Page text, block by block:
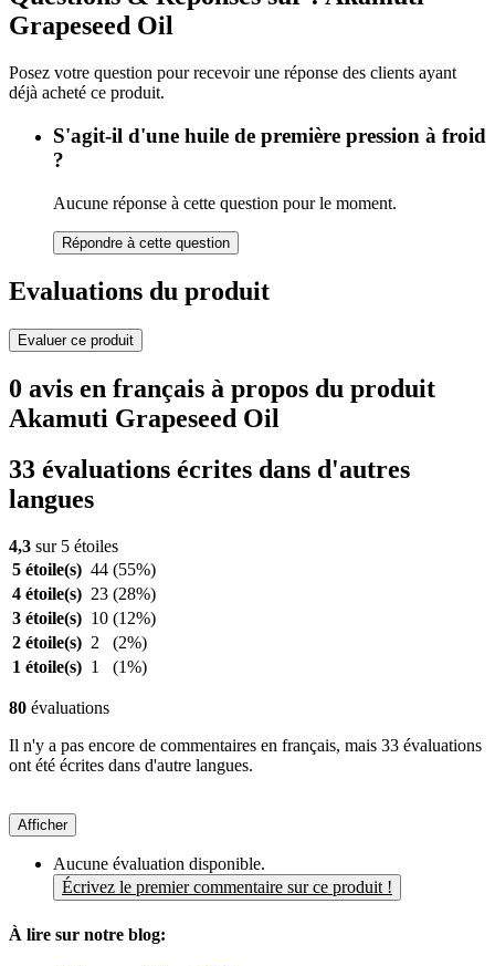
Grapeseed Oil
Posez votre question pour recevoir une réponse des clients ayant
déjà acheté ce produit.
S'agit-il d'une huile de première pression à froid
?
Aucune réponse à cette question pour le moment.
Répondre à cette question
Evaluations du produit
Evaluer ce produit
0 avis en français à propos du produit
Akamuti Grapeseed Oil
33 évaluations écrites dans d'autres
langues
4,3 sur 5 étoiles
5 étoile(s) 44 (55%)
4 étoile(s) 23 (28%)
3 étoile(s) 10 (12%)
2 étoile(s) 2
(2%)
1 étoile(s) 1 (1%)
80 évaluations
Il n'y a pas encore de commentaires en français, mais 33 évaluations
ont été écrites dans d'autre langues.
Afficher
Aucune évaluation disponible.
Écrivez le premier commentaire sur ce produit !
À lire sur notre blog: